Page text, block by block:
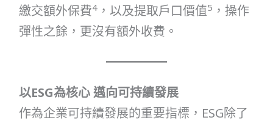
繳交額外保費4，以及提取戶口價值5 ，操作
彈性之餘，更沒有額外收費。
以ESG為核心 邁向可持續發展
作為企業可持續發展的重要指標，ESG除了